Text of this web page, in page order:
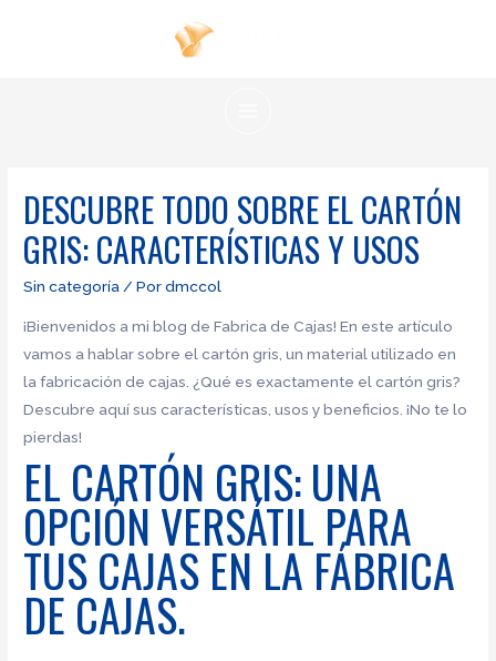
DESCUBRE TODO SOBRE EL CARTÓN
GRIS: CARACTERÍSTICAS Y USOS
Sin categoría / Pordmccol
¡Bienvenidos a mi blog de Fabrica de Cajas! En este artículo
vamos a hablar sobre el cartón gris, un material utilizado en
la fabricación de cajas. ¿Qué es exactamente el cartón gris?
Descubre aquí sus características, usos y beneficios. ¡No te lo
pierdas!
EL CARTÓN GRIS: UNA
OPCIÓN VERSÁTIL PARA
TUS CAJAS EN LA FÁBRICA
DE CAJAS.